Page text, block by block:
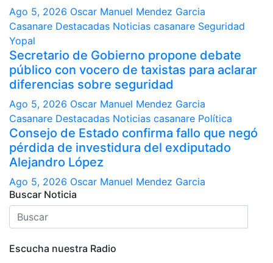
Ago 5, 2026 Oscar Manuel Mendez Garcia
Casanare Destacadas Noticias casanare Seguridad
Yopal
Secretario de Gobierno propone debate
público con vocero de taxistas para aclarar
diferencias sobre seguridad
Ago 5, 2026 Oscar Manuel Mendez Garcia
Casanare Destacadas Noticias casanare Política
Consejo de Estado confirma fallo que negó
pérdida de investidura del exdiputado
Alejandro López
Ago 5, 2026 Oscar Manuel Mendez Garcia
Buscar Noticia
Escucha nuestra Radio